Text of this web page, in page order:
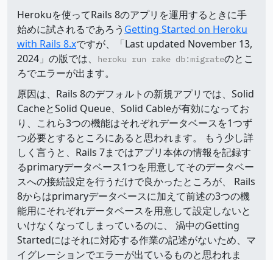
Herokuを使ってRails 8のアプリを運用するときに手
始めに試されるであろう Getting Started on Heroku
with Rails 8.xですが、「Last updated November 13,
2024」の版では、
heroku run rake db:migrateのとこ
ろでエラーが出ます。
原因は、Rails 8のデフォルトの新規アプリでは、Solid
CacheとSolid Queue、Solid Cableが有効になってお
り、これら3つの機能はそれぞれデータベースを1つず
つ必要とするところにあると思われます。 もう少し詳
しく言うと、Rails 7まではアプリ本体の情報を記録す
るprimaryデータベース1つを用意してそのデータベー
スへの接続設定を行うだけで良かったところが、 Rails
8からはprimaryデータベースに加えて前述の3つの機
能用にそれぞれデータベースを用意して設定しないと
いけなくなってしまっているのに、 渦中のGetting
Startedにはそれに対応する作業の記述がないため、マ
イグレーションでエラーが出ているものと思われま